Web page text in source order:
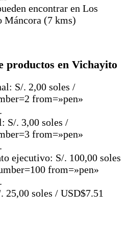
un baño. – Una mini
terraza del bungalow. –
del bungalow. – Jardín
presión. – Acceso
– Estacionamiento
– Servicio de
– Uso de energía
encontrar en Los
Máncora (7 kms)
productos en Vichayito
S/. 2,00 soles /
from=»pen»
S/. 3,00 soles /
from=»pen»
ejecutivo: S/. 100,00 soles
from=»pen»
25,00 soles / USD$7.51